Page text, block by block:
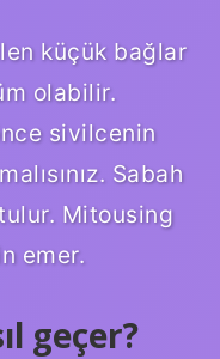
küçük bağlar
olabilir.
sivilcenin
Sabah
Mitousing
emer.
geçer?